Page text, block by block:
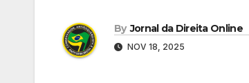
By Jornal da Direita Online
NOV 18, 2025